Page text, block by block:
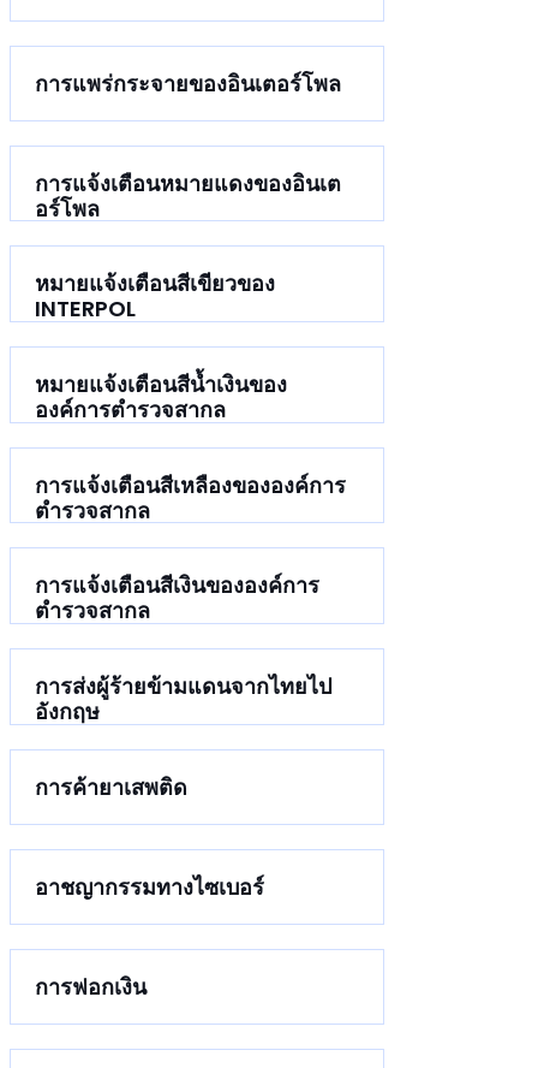
การแพร่กระจายของอินเตอร์โพล
การแจ้งเตือนหมายแดงของอินเต
อร์โพล
หมายแจ้งเตือนสีเขียวของ
INTERPOL
หมายแจ้งเตือนสีน้ำเงินของ
องค์การตำรวจสากล
การแจ้งเตือนสีเหลืองขององค์การ
ตำรวจสากล
การแจ้งเตือนสีเงินขององค์การ
ตำรวจสากล
การส่งผู้ร้ายข้ามแดนจากไทยไป
อังกฤษ
การค้ายาเสพติด
อาชญากรรมทางไซเบอร์
การฟอกเงิน